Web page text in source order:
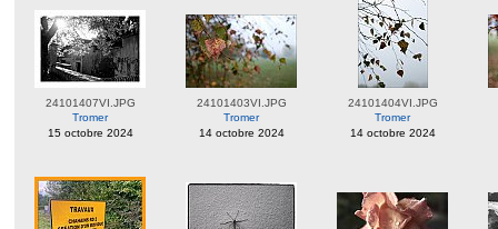
24101407VI.JPG
Tromer
15 octobre 2024
24101403VI.JPG
Tromer
14 octobre 2024
24101404VI.JPG
Tromer
14 octobre 2024